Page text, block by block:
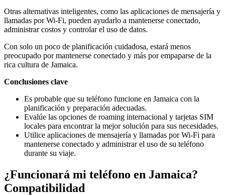
Otras alternativas inteligentes, como las aplicaciones de mensajería y
llamadas por Wi-Fi, pueden ayudarlo a mantenerse conectado,
administrar costos y controlar el uso de datos.
Con solo un poco de planificación cuidadosa, estará menos
preocupado por mantenerse conectado y más por empaparse de la
rica cultura de Jamaica.
Conclusiones clave
Es probable que su teléfono funcione en Jamaica con la
planificación y preparación adecuadas.
Evalúe las opciones de roaming internacional y tarjetas SIM
locales para encontrar la mejor solución para sus necesidades.
Utilice aplicaciones de mensajería y llamadas por Wi-Fi para
mantenerse conectado y administrar el uso de su teléfono
durante su viaje.
¿Funcionará mi teléfono en Jamaica?
Compatibilidad